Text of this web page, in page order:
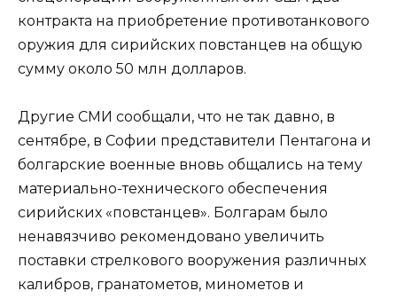
контракта на приобретение противотанкового
оружия для сирийских повстанцев на общую
сумму около 50 млн долларов.
Другие СМИ сообщали, что не так давно, в
сентябре, в Софии представители Пентагона и
болгарские военные вновь общались на тему
материально-технического обеспечения
сирийских «повстанцев». Болгарам было
ненавязчиво рекомендовано увеличить
поставки стрелкового вооружения различных
калибров, гранатометов, минометов и